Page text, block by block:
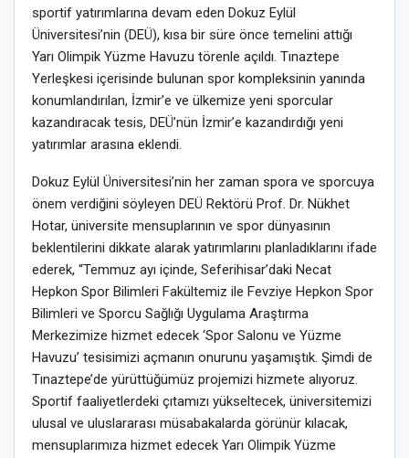
sportif yatırımlarına devam eden Dokuz Eylül
Üniversitesi’nin (DEÜ), kısa bir süre önce temelini attığı
Yarı Olimpik Yüzme Havuzu törenle açıldı. Tınaztepe
Yerleşkesi içerisinde bulunan spor kompleksinin yanında
konumlandırılan, İzmir’e ve ülkemize yeni sporcular
kazandıracak tesis, DEÜ’nün İzmir’e kazandırdığı yeni
yatırımlar arasına eklendi.
Dokuz Eylül Üniversitesi’nin her zaman spora ve sporcuya
önem verdiğini söyleyen DEÜ Rektörü Prof. Dr. Nükhet
Hotar, üniversite mensuplarının ve spor dünyasının
beklentilerini dikkate alarak yatırımlarını planladıklarını ifade
ederek, “Temmuz ayı içinde, Seferihisar’daki Necat
Hepkon Spor Bilimleri Fakültemiz ile Fevziye Hepkon Spor
Bilimleri ve Sporcu Sağlığı Uygulama Araştırma
Merkezimize hizmet edecek ‘Spor Salonu ve Yüzme
Havuzu’ tesisimizi açmanın onurunu yaşamıştık. Şimdi de
Tınaztepe’de yürüttüğümüz projemizi hizmete alıyoruz.
Sportif faaliyetlerdeki çıtamızı yükseltecek, üniversitemizi
ulusal ve uluslararası müsabakalarda görünür kılacak,
mensuplarımıza hizmet edecek Yarı Olimpik Yüzme